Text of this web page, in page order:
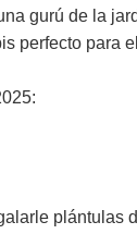
gurú de la
perfecto para
plántulas